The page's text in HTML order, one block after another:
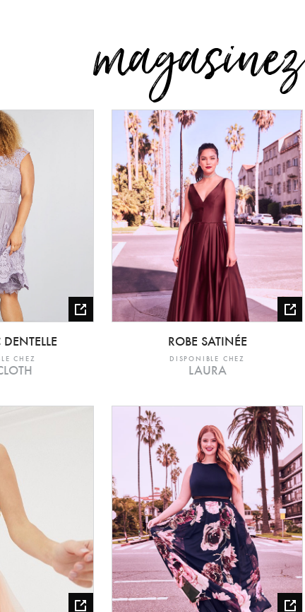
magasinez
CHEZ
ROBE SATINÉE
DISPONIBLE CHEZ
LAURA